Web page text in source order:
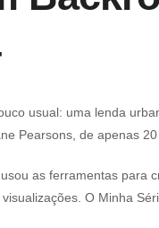
usual: uma lenda
Pearsons, de apenas 20
as ferramentas para
O Minha